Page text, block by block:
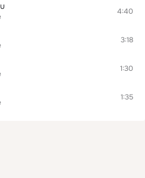
4:40
3:18
1:30
1:35